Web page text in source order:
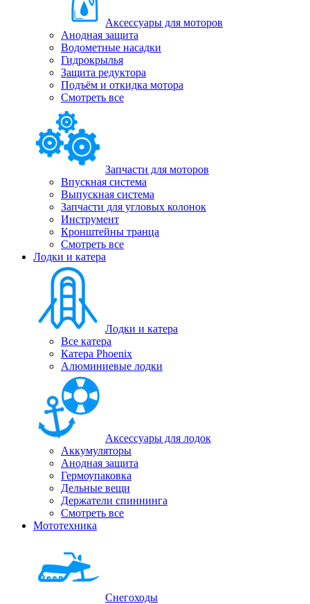
Аксессуары для моторов
Анодная защита
Водометные насадки
Гидрокрылья
Защита редуктора
Подъём и откидка мотора
Смотреть все
Запчасти для моторов
Впускная система
Выпускная система
Запчасти для угловых колонок
Инструмент
Кронштейны транца
Смотреть все
Лодки и катера
Лодки и катера
Все катера
Катера Phoenix
Алюминиевые лодки
Аксессуары для лодок
Аккумуляторы
Анодная защита
Гермоупаковка
Дельные вещи
Держатели спиннинга
Смотреть все
Мототехника
Снегоходы